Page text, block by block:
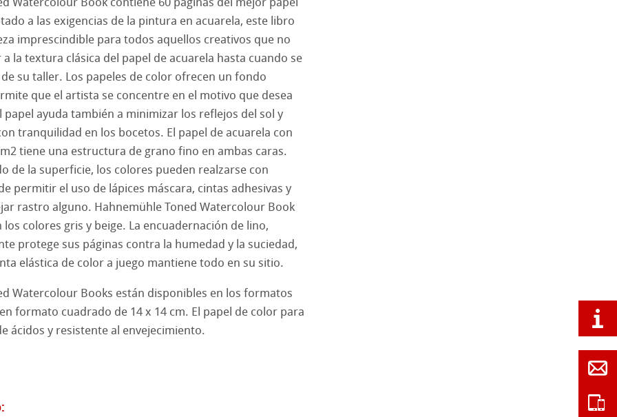
Rag
Questions
de Hahnemuehle
Pastel
cilíndrico
Watercolour
con lápiz
y Acrílico
a las exigencias de la pintura en acuarela, este libro
imprescindible para todos aquellos creativos que no
la textura clásica del papel de acuarela hasta cuando se
su taller. Los papeles de color ofrecen un fondo
que el artista se concentre en el motivo que desea
papel ayuda también a minimizar los reflejos del sol y
tranquilidad en los bocetos. El papel de acuarela con
tiene una estructura de grano fino en ambas caras.
de la superficie, los colores pueden realzarse con
permitir el uso de lápices máscara, cintas adhesivas y
rastro alguno. Hahnemühle Toned Watercolour Book
colores gris y beige. La encuadernación de lino,
protege sus páginas contra la humedad y la suciedad,
elástica de color a juego mantiene todo en su sitio.
Watercolour Books están disponibles en los formatos
formato cuadrado de 14 x 14 cm. El papel de color para
ácidos y resistente al envejecimiento.